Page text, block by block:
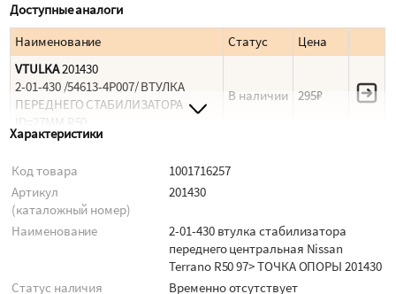
Доступные аналоги
Наименование
Статус
Цена
VTULKA201430
2-01-430 /54613-4P007/ ВТУЛКА
ПЕРЕДНЕГО СТАБИЛИЗАТОРА
ID=27MM R50
В наличии 295₽
ВТУЛКА СТАБИЛИЗАТОРА
ПЕРЕДНЕЙ ПОДВЕСКИ
(ПОЛИУРЕТАН)
В наличии
ТОЧКА ОПОРЫ
стабилизатора, передней подвески
NISSAN CEDRIC - GLORIA Y3
В наличии 558₽
Характеристики
Код товара
1001716257
Артикул
(каталожный номер)
201430
Наименование
2-01-430 втулка стабилизатора
переднего центральная Nissan
Terrano R50 97> ТОЧКА ОПОРЫ 201430
Статус наличия
Временно отсутствует